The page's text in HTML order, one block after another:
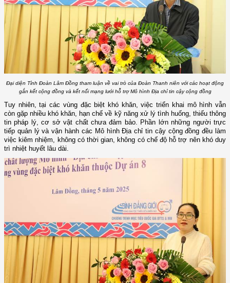
Đại diện Tỉnh Đoàn Lâm Đồng tham luận về vai trò của Đoàn Thanh niên với các hoạt động
gắn kết cộng đồng và kết nối mạng lưới hỗ trợ Mô hình Địa chỉ tin cậy cộng đồng
Tuy nhiên, tại các vùng đặc biệt khó khăn, việc triển khai mô hình vẫn
còn gặp nhiều khó khăn, hạn chế về kỹ năng xử lý tình huống, thiếu thông
tin pháp lý, cơ sở vật chất chưa đảm bảo. Phần lớn những người trực
tiếp quản lý và vận hành các Mô hình Địa chỉ tin cậy cộng đồng đều làm
việc kiêm nhiệm, không có thời gian, không có chế độ hỗ trợ nên khó duy
trì nhiệt huyết lâu dài.